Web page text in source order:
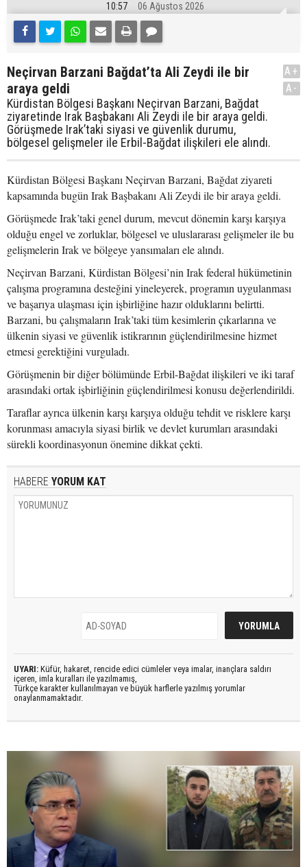
10:57 06 Ağustos 2026
Neçirvan Barzani Bağdat’ta Ali Zeydi ile bir
araya geldi
Kürdistan Bölgesi Başkanı Neçirvan Barzani, Bağdat
ziyaretinde Irak Başbakanı Ali Zeydi ile bir araya geldi.
Görüşmede Irak’taki siyasi ve güvenlik durumu,
bölgesel gelişmeler ile Erbil-Bağdat ilişkileri ele alındı.
A+
A-
Kürdistan Bölgesi Başkanı Neçirvan Barzani, Bağdat ziyareti
kapsamında bugün Irak Başbakanı Ali Zeydi ile bir araya geldi.
Görüşmede Irak’taki genel durum, mevcut dönemin karşı karşıya
olduğu engel ve zorluklar, bölgesel ve uluslararası gelişmeler ile bu
gelişmelerin Irak ve bölgeye yansımaları ele alındı.
Neçirvan Barzani, Kürdistan Bölgesi’nin Irak federal hükümetinin
çalışma programına desteğini yineleyerek, programın uygulanması
ve başarıya ulaşması için işbirliğine hazır olduklarını belirtti.
Barzani, bu çalışmaların Irak’taki tüm kesimlerin çıkarlarına ve
ülkenin siyasi ve güvenlik istikrarının güçlendirilmesine hizmet
etmesi gerektiğini vurguladı.
Görüşmenin bir diğer bölümünde Erbil-Bağdat ilişkileri ve iki taraf
arasındaki ortak işbirliğinin güçlendirilmesi konusu değerlendirildi.
Taraflar ayrıca ülkenin karşı karşıya olduğu tehdit ve risklere karşı
korunması amacıyla siyasi birlik ve devlet kurumları arasındaki
sürekli koordinasyonun önemine dikkat çekti.
HABERE YORUM KAT
UYARI: Küfür, hakaret, rencide edici cümleler veya imalar, inançlara saldırı
içeren, imla kuralları ile yazılmamış,
Türkçe karakter kullanılmayan ve büyük harflerle yazılmış yorumlar
onaylanmamaktadır.